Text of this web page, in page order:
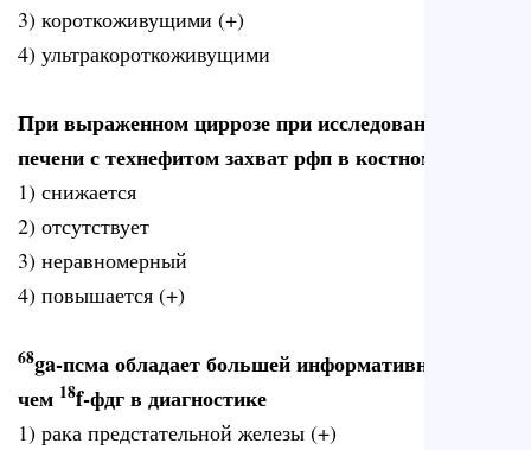
3) короткоживущими (+)
4) ультракороткоживущими
При выраженном циррозе при исследовании
печени с технефитом захват рфп в костном мозге
1) снижается
2) отсутствует
3) неравномерный
4) повышается (+)
68ga-псма обладает большей информативностью
чем 18f-фдг в диагностике
1) рака предстательной железы (+)